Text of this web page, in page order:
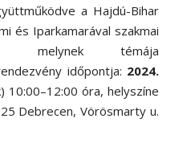
a Hajdú-Bihar
és Iparkamarával szakmai
melynek témája
időpontja: 2024.
óra, helyszíne
Debrecen, Vörösmarty u.